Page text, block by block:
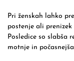
Pri ženskah lahko
postenje ali
Posledice so slabša
motnje in